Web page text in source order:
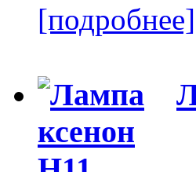
[подробнее]